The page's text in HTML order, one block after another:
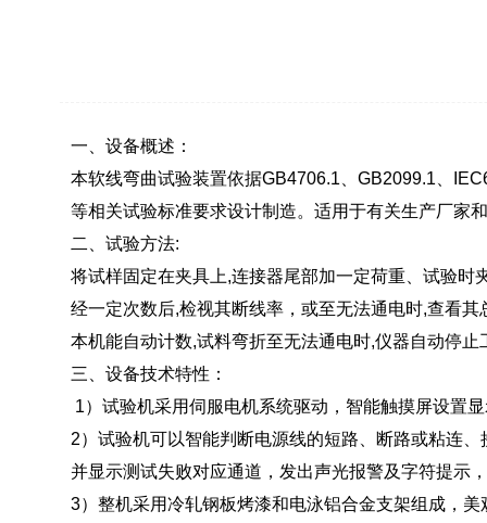
一、设备概述：
本软线弯曲试验装置依据GB4706.1、GB2099.1、
等相关试验标准要求设计制造。适用于有关生产厂家
二、试验方法:
将试样固定在夹具上,连接器尾部加一定荷重、试验时
经一定次数后,检视其断线率，或至无法通电时,查看其
本机能自动计数,试料弯折至无法通电时,仪器自动停止
三、设备技术特性：
1）试验机采用伺服电机系统驱动，智能触摸屏设置
2）试验机可以智能判断电源线的短路、断路或粘连
并显示测试失败对应通道，发出声光报警及字符提示
3）整机采用冷轧钢板烤漆和电泳铝合金支架组成，美